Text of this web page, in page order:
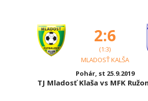
2:6
(1:3)
MLADOSŤ KALŠA
Pohár, st 25.9.2019
TJ Mladosť Klaša vs MFK